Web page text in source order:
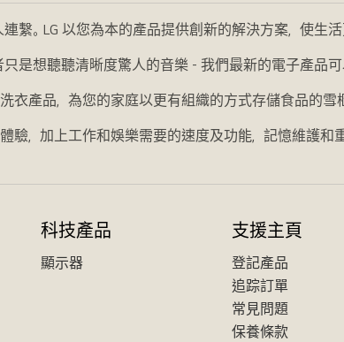
。LG 以您為本的產品提供創新的解決方案，使生活
是想聽聽清晰度驚人的音樂 - 我們最新的電子產品
產品，為您的家庭以更有組織的方式存儲食品的
，加上工作和娛樂需要的速度及功能，記憶維護和
科技產品
顯示器
支援主頁
登記產品
追踪訂單
常見問題
保養條款